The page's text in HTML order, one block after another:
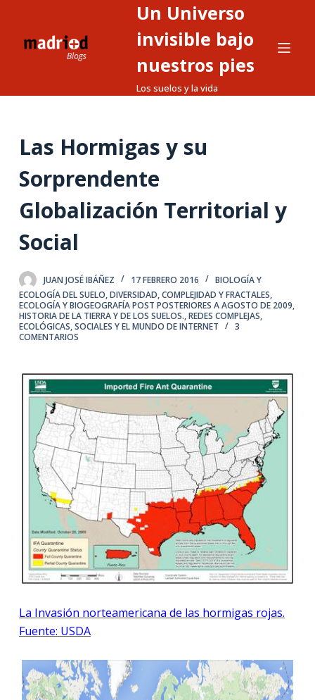
o
e
n
d
o
Un Universo
invisible bajo
nuestros pies
Los suelos y la vida
Las Hormigas y su
Sorprendente
Globalización Territorial y
Social
JUAN JOSÉ IBÁÑEZ 17 FEBRERO 2016
BIOLOGÍA Y
ECOLOGÍA DEL SUELO,DIVERSIDAD, COMPLEJIDAD Y FRACTALES,
ECOLOGÍA Y BIOGEOGRAFÍA POST POSTERIORES A AGOSTO DE 2009,
HISTORIA DE LA TIERRA Y DE LOS SUELOS.,REDES COMPLEJAS,
ECOLÓGICAS, SOCIALES Y EL MUNDO DE INTERNET
3
COMENTARIOS
La Invasión norteamericana de las hormigas rojas.
Fuente: USDA